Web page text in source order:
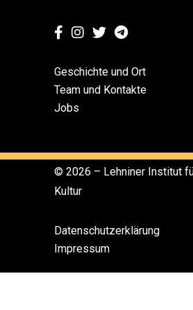
Geschichte und Ort
Team und Kontakte
Jobs
© 2026 – Lehniner Institut
Kultur
Datenschutzerklärung
Impressum